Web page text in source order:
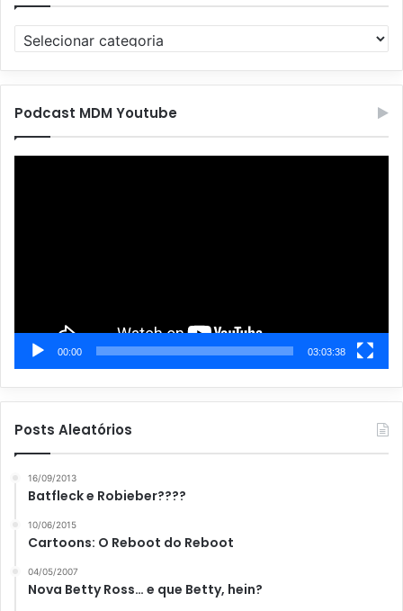
a
t
e
g
Podcast MDM Youtube
00:00 03:03:38
Posts Aleatórios
16/09/2013
Batfleck e Robieber????
10/06/2015
Cartoons: O Reboot do Reboot
04/05/2007
Nova Betty Ross… e que Betty, hein?